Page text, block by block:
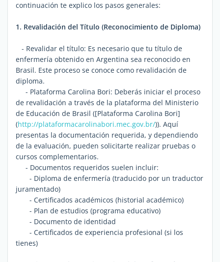
continuación te explico los pasos generales:
1. Revalidación del Título (Reconocimiento de Diploma)
- Revalidar el título: Es necesario que tu título de
enfermería obtenido en Argentina sea reconocido en
Brasil. Este proceso se conoce como revalidación de
diploma.
- Plataforma Carolina Bori: Deberás iniciar el proceso
de revalidación a través de la plataforma del Ministerio
de Educación de Brasil ([Plataforma Carolina Bori]
(http://plataformacarolinabori.mec.gov.br/)). Aquí
presentas la documentación requerida, y dependiendo
de la evaluación, pueden solicitarte realizar pruebas o
cursos complementarios.
- Documentos requeridos suelen incluir:
- Diploma de enfermería (traducido por un traductor
juramentado)
- Certificados académicos (historial académico)
- Plan de estudios (programa educativo)
- Documento de identidad
- Certificados de experiencia profesional (si los
tienes)